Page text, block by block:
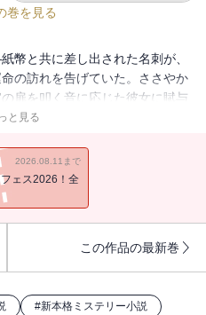
巻を見る
と共に差し出された名刺が、
の訪れを告げていた。ささやか
扉を叩く音に応じた彼女に賦与
屍体となって薔薇の散り敷く血
れた第三の犠牲者が。明らかに
ず、生前の被害者たちに殺害さ
するパリ警視庁。事件を統べる
と見る
2026.08.11まで
フェス2026！全
この作品の最新巻
#新本格ミステリー小説